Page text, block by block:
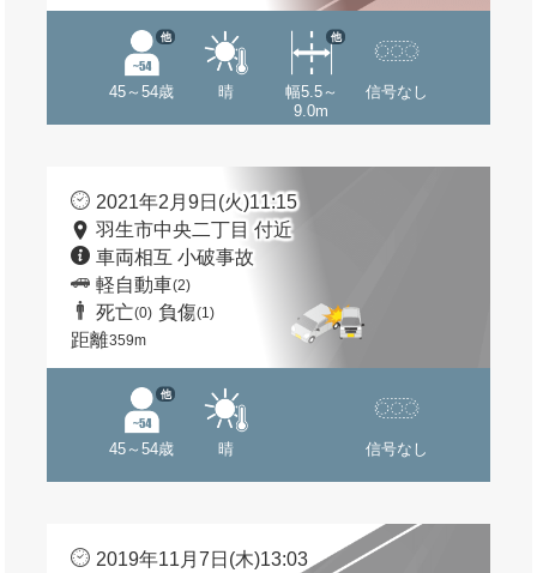
45～54歳
他
晴
幅5.5～
9.0m
他
信号なし
2021年2月9日(火)11:15
羽生市中央二丁目 付近
車両相互 小破事故
軽自動車(2)
死亡(0) 負傷(1)
距離359m
45～54歳
他
晴 信号なし
2019年11月7日(木)13:03